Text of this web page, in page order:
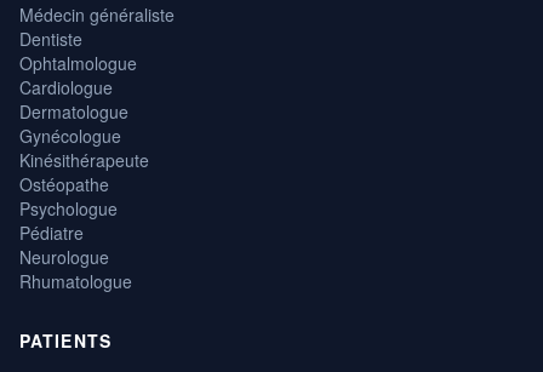
Médecin généraliste
Dentiste
Ophtalmologue
Cardiologue
Dermatologue
Gynécologue
Kinésithérapeute
Ostéopathe
Psychologue
Pédiatre
Neurologue
Rhumatologue
PATIENTS